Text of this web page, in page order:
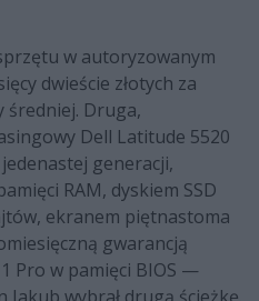
w autoryzowanym
dwieście złotych za
średniej. Druga,
Dell Latitude 5520
generacji,
RAM, dyskiem SSD
ekranem piętnastoma
gwarancją
Pro w pamięci BIOS —